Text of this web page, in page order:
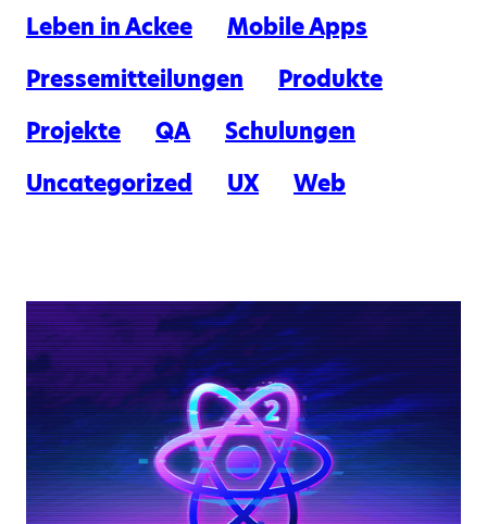
Leben in Ackee
Mobile Apps
Pressemitteilungen
Produkte
Projekte
QA
Schulungen
Uncategorized
UX Web